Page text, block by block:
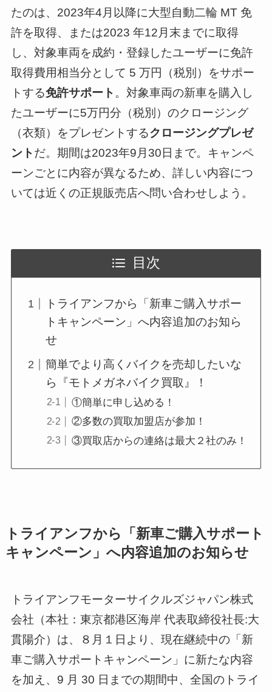
たのは、2023年4月以降に大型自動二輪 MT 免
許を取得、または2023 年12月末までに取得
し、対象車両を成約・登録したユーザーに免許
取得費用相当分として 5 万円（税別）をサポー
トする免許サポート 。対象車両の新車を購入し
たユーザーに5万円分（税別）のクロージング
（衣類）をプレゼントするクロージングプレゼ
ントだ。期間は2023年9月30日まで。キャンペ
ーンごとに内容が異なるため、詳しい内容につ
いては近くの正規販売店へ問い合わせしよう。
目次
トライアンフから「新車ご購入サポー
トキャンペーン」へ内容追加のお知ら
せ
簡単でより高くバイクを売却したいな
ら『モトメガネバイク買取』！
①簡単に申し込める！
②多数の買取加盟店が参加！
③買取店からの連絡は最大２社のみ！
トライアンフから「新車ご購入サポート
キャンペーン」へ内容追加のお知らせ
トライアンフモーターサイクルズジャパン株式
会社（本社：東京都港区海岸 代表取締役社長:大
貫陽介）は、８月１日より、現在継続中の「新
車ご購入サポートキャンペーン」に新たな内容
を加え、9 月 30 日までの期間中、全国のトライ